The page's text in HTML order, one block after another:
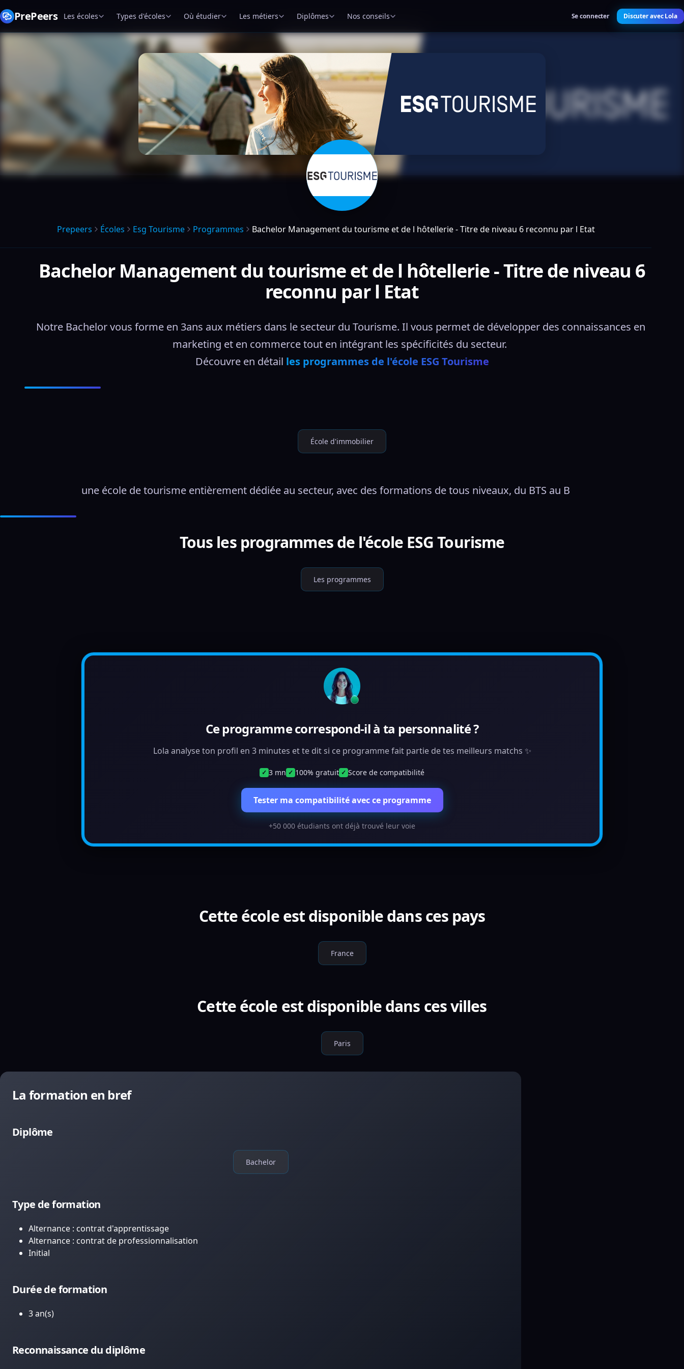
PrePeers Les écoles Types d'écoles Où étudier Les métiers Diplômes Nos conseils Se connecter Discuter avec Lola
Prepeers Écoles Esg Tourisme Programmes Bachelor Management du tourisme et de l hôtellerie - Titre de niveau 6 reconnu par l Etat
Bachelor Management du tourisme et de l hôtellerie - Titre de niveau 6
reconnu par l Etat
Notre Bachelor vous forme en 3ans aux métiers dans le secteur du Tourisme. Il vous permet de développer des connaissances en
marketing et en commerce tout en intégrant les spécificités du secteur.
Découvre en détail les programmes de l'école ESG Tourisme
École d'immobilier
une école de tourisme entièrement dédiée au secteur, avec des formations de tous niveaux, du BTS au B
Tous les programmes de l'école ESG Tourisme
Les programmes
Ce programme correspond-il à ta personnalité ?
Lola analyse ton profil en 3 minutes et te dit si ce programme fait partie de tes meilleurs matchs ✨
✓ 3 mn ✓ 100% gratuit ✓ Score de compatibilité
Tester ma compatibilité avec ce programme
+50 000 étudiants ont déjà trouvé leur voie
Cette école est disponible dans ces pays
France
Cette école est disponible dans ces villes
Paris
La formation en bref
Diplôme
Bachelor
Type de formation
Alternance : contrat d'apprentissage
Alternance : contrat de professionnalisation
Initial
Durée de formation
3 an(s)
Reconnaissance du diplôme